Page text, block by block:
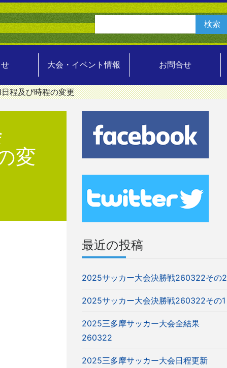
大会・イベント情報 お問合せ
程及び時程の変更
変
最近の投稿
2025サッカー大会決勝戦260322その2
2025サッカー大会決勝戦260322その1
2025三多摩サッカー大会全結果
260322
2025三多摩サッカー大会日程更新